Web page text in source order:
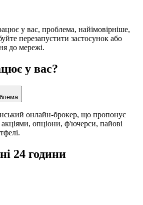
у вас, проблема, найімовірніше,
перезапустити застосунок або
до мережі.
у вас?
онлайн-брокер, що пропонує
акціями, опціони, ф'ючерси, пайові
24 години